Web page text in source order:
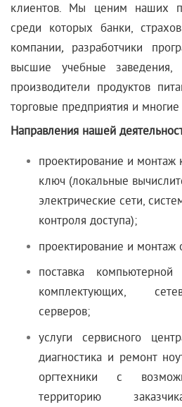
клиентов. Мы ценим наших
среди которых банки,
компании, разработчики
высшие учебные заведения,
производители продуктов
торговые предприятия и
Направления нашей
проектирование и монтаж
ключ (локальные
электрические сети,
контроля доступа);
проектирование и монтаж
поставка
комплектующих,
серверов;
услуги сервисного
диагностика и ремонт
оргтехники с
территорию